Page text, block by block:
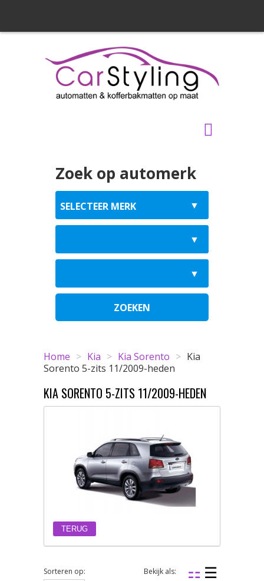
Zoek op automerk
ZOEKEN
Home > Kia > Kia Sorento > Kia
Sorento 5-zits 11/2009-heden
KIA SORENTO 5-ZITS 11/2009-HEDEN
TERUG
Sorteren op: Bekijk als: